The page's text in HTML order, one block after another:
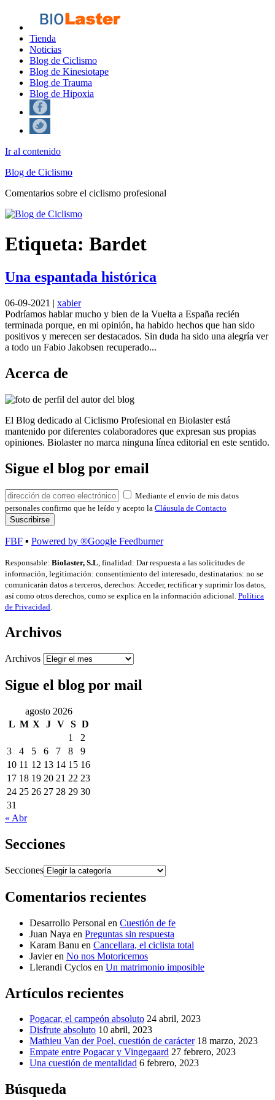
Tienda
Noticias
Blog de Ciclismo
Blog de Kinesiotape
Blog de Trauma
Blog de Hipoxia
Ir al contenido
Blog de Ciclismo
Comentarios sobre el ciclismo profesional
Etiqueta: Bardet
Una espantada histórica
06-09-2021 | xabier
Podríamos hablar mucho y bien de la Vuelta a España recién
terminada porque, en mi opinión, ha habido hechos que han sido
positivos y merecen ser destacados. Sin duda ha sido una alegría ver
a todo un Fabio Jakobsen recuperado...
Acerca de
El Blog dedicado al Ciclismo Profesional en Biolaster está
mantenido por diferentes colaboradores que expresan sus propias
opiniones. Biolaster no marca ninguna línea editorial en este sentido.
Sigue el blog por email
Mediante el envío de mis datos
personales confirmo que he leído y acepto la Cláusula de Contacto
FBF ▪ Powered by ®Google Feedburner
Responsable: Biolaster, S.L, finalidad: Dar respuesta a las solicitudes de
información, legitimación: consentimiento del interesado, destinatarios: no se
comunicarán datos a terceros, derechos: Acceder, rectificar y suprimir los datos,
así como otros derechos, como se explica en la información adicional. Política
de Privacidad.
Archivos
Archivos
Sigue el blog por mail
agosto 2026
L M X J V S D
1
2
3
4 5 6 7 8
9
10 11 12 13 14 15 16
17 18 19 20 21 22 23
24 25 26 27 28 29 30
31
« Abr
Secciones
Secciones
Comentarios recientes
Desarrollo Personal en Cuestión de fe
Juan Naya en Preguntas sin respuesta
Karam Banu en Cancellara, el ciclista total
Javieren No nos Motoricemos
Llerandi Cyclos en Un matrimonio imposible
Artículos recientes
Pogacar, el campeón absoluto 24 abril, 2023
Disfrute absoluto 10 abril, 2023
Mathieu Van der Poel, cuestión de carácter 18 marzo, 2023
Empate entre Pogacar y Vingegaard 27 febrero, 2023
Una cuestión de mentalidad 6 febrero, 2023
Búsqueda